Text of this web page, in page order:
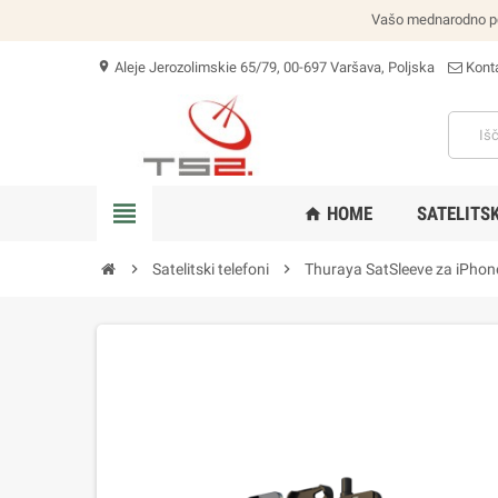
Vašo mednarodno
location_on Aleje Jerozolimskie 65/79, 00-697 Varšava, Poljska
view_headline home HOME
chevron_right Satelitski telefoni chevron_right Thuraya SatSleeve za